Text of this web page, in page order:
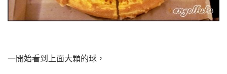
一開始看到上面大顆的球，